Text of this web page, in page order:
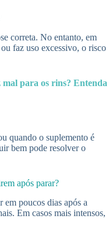
correta. No entanto, em
faz uso excessivo, o risco
para os rins? Entenda
quando o suplemento é
bem pode resolver o
após parar?
em poucos dias após a
Em casos mais intensos,